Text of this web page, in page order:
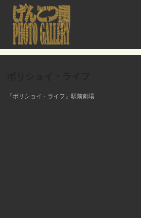
content
『ボリショイ・ライフ』駅前劇場